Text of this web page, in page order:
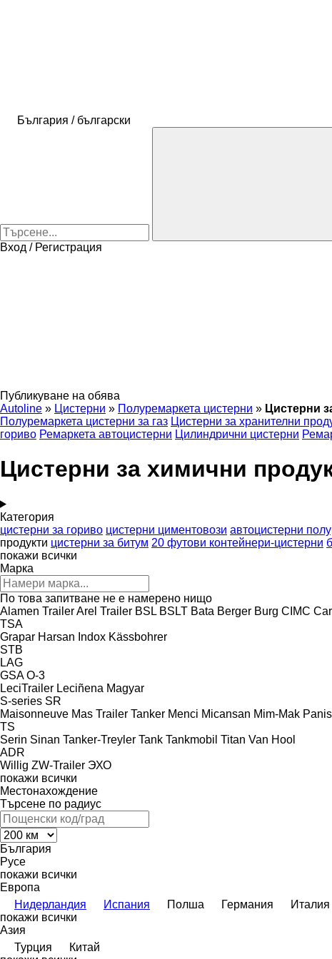
България / български
Вход / Регистрация
Публикуване на обява
Autoline » Цистерни » Полуремаркета цистерни » Цистерни
Полуремаркета цистерни за газ Цистерни за хранителни
гориво Ремаркета автоцистерни Цилиндрични цистерни
Цистерни за химични
Категория
цистерни за гориво цистерни циментовози автоцистерни
продукти цистерни за битум 20 футови контейнери-цистерни
покажи всички
Марка
По това запитване не е намерено нищо
Alamen TrailerArel Trailer BSL BSLT Bata Berger Burg CIMC
TSA
Grapar Harsan Indox Kässbohrer
STB
LAG
GSA O-3
LeciTrailer Leciñena Magyar
S-series SR
Maisonneuve Mas Trailer Tanker Menci Micansan Mim-Mak
TS
Serin Sinan Tanker-Treyler Tank Tankmobil Titan Van Hool
ADR
Willig ZW-Trailer ЭХО
покажи всички
Местонахождение
Търсене по радиус
България
Русе
покажи всички
Европа
Нидерландия
Испания Полша Германия Италия
покажи всички
Азия
Турция
Китай